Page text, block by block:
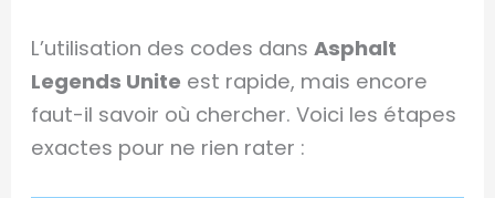
L’utilisation des codes dansAsphalt
Legends Unite est rapide, mais encore
faut-il savoir où chercher. Voici les étapes
exactes pour ne rien rater :